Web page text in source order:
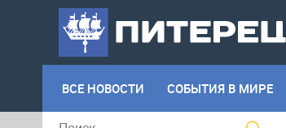
ВСЕ НОВОСТИ СОБЫТИЯ В МИРЕ